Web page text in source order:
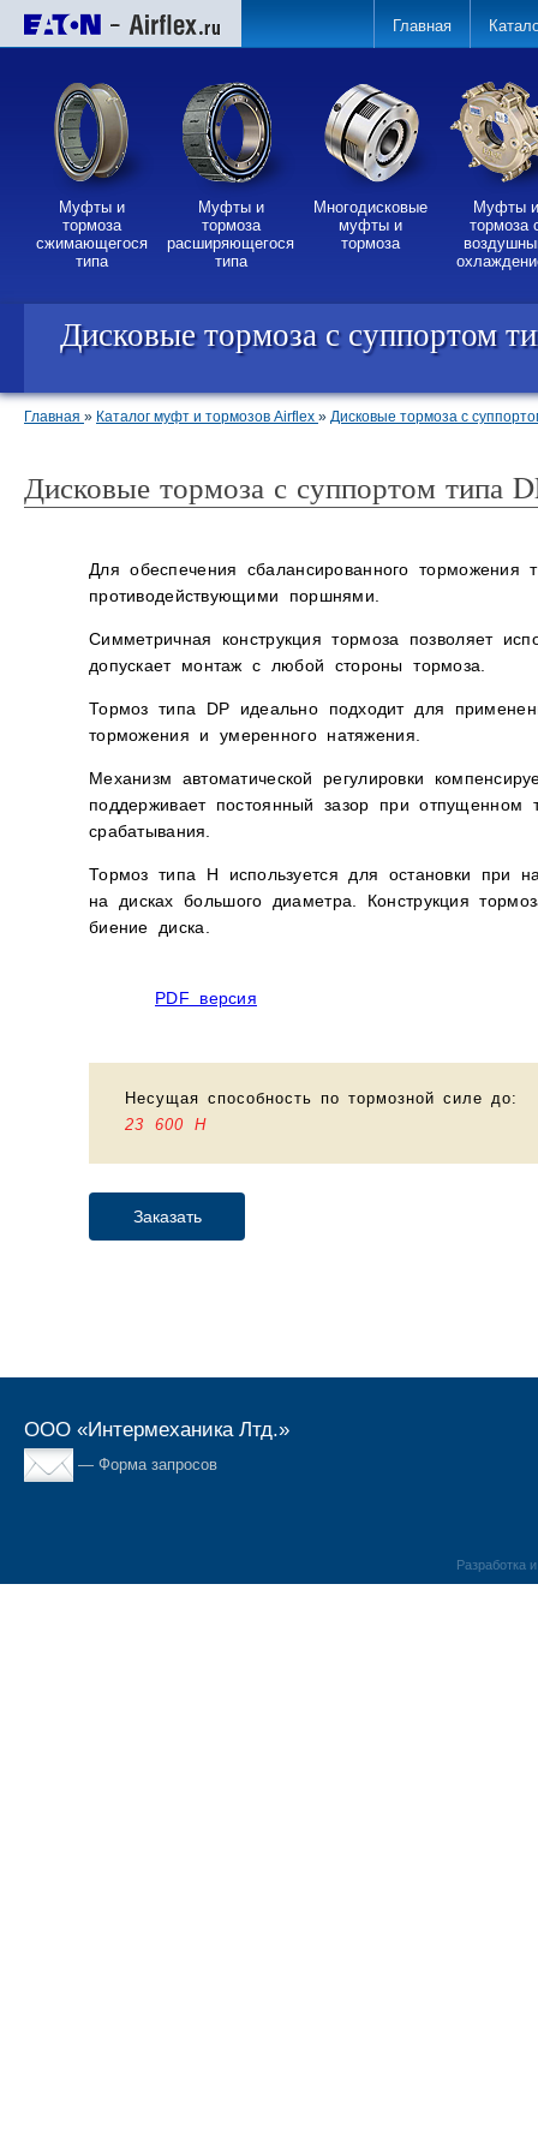
Главная
Муфты и
тормоза
сжимающегося
типа
Муфты и
тормоза
расширяющегося
типа
Многодисковые
муфты и
тормоза
Муфты и
тормоза
Дисковые тормоза с суппортом
Главная » Каталог муфт и тормозов Airflex » Дисковые тормоза с
Дисковые тормоза с суппортом типа
Для обеспечения сбалансированного
противодействующими поршнями.
Симметричная конструкция тормоза позволяет
допускает монтаж с любой стороны тормоза.
Тормоз типа DP идеально подходит для
торможения и умеренного натяжения.
Механизм автоматической регулировки
поддерживает постоянный зазор при отпущенном
срабатывания.
Тормоз типа H используется для остановки при
на дисках большого диаметра. Конструкция
биение диска.
PDF версия
Несущая способность по тормозной силе до:
23 600 H
ООО «Интермеханика Лтд.»
— Форма запросов
Разработка